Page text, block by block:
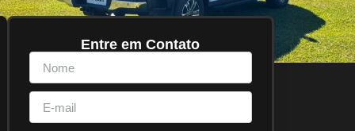
Entre em Contato